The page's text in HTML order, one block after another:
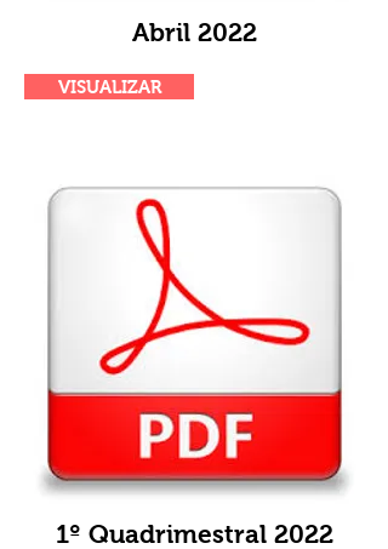
Abril 2022
VISUALIZAR
1º Quadrimestral 2022